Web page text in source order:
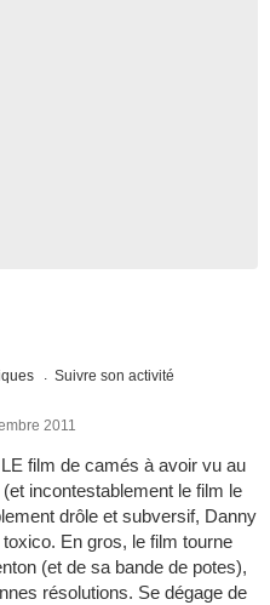
Suivre son activité
2011
film de camés à avoir vu au
incontestablement le film le
drôle et subversif, Danny
En gros, le film tourne
(et de sa bande de potes),
résolutions. Se dégage de